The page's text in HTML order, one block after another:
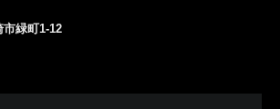
緑町1-12